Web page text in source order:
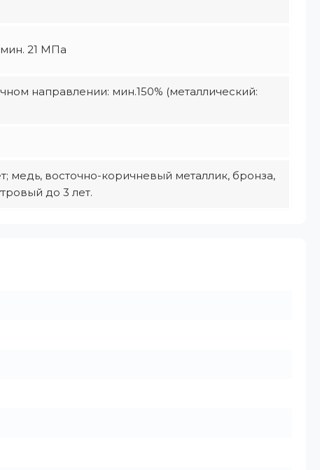
21 МПа
направлении: мин.150% (металлический:
медь, восточно-коричневый металлик, бронза,
до 3 лет.